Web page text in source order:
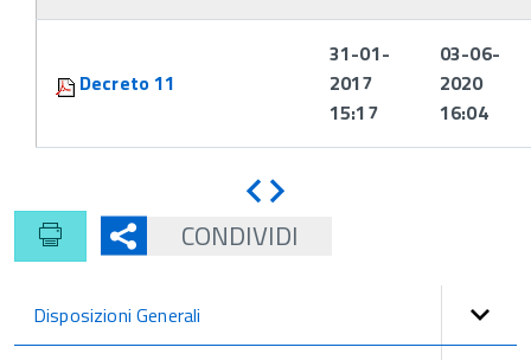
Decreto 11
31-01-
2017
15:17
03-06-
2020
16:04
Indietro
CONDIVIDI
Disposizioni Generali